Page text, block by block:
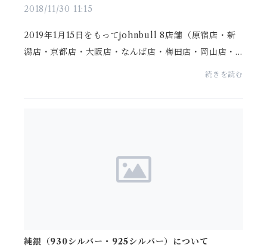
2018/11/30 11:15
2019年1月15日をもってjohnbull 8店舗（原宿店・新
潟店・京都店・大阪店・なんば店・梅田店・岡山店・
博多店）での販売を終了することになりました。今後
続きを読む
純銀（930シルバー・925シルバー）について